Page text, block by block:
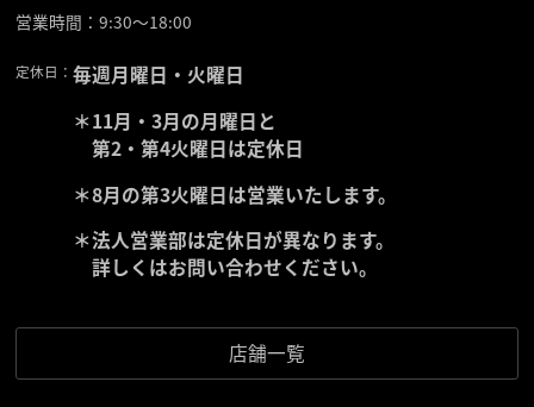
営業時間：9:30〜18:00
定休日：毎週月曜日・火曜日
＊11月・3月の月曜日と
第2・第4火曜日は定休日
＊8月の第3火曜日は営業いたします。
＊法人営業部は定休日が異なります。
詳しくはお問い合わせください。
店舗一覧